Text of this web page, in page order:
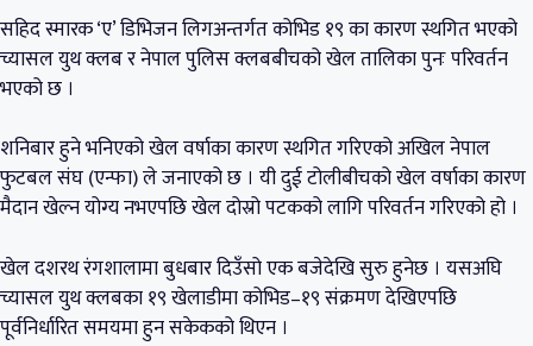
सहिद स्मारक ‘ए’ डिभिजन लिगअन्तर्गत कोभिड १९ का कारण स्थगित भएको
च्यासल युथ क्लब र नेपाल पुलिस क्लबबीचको खेल तालिका पुनः परिवर्तन
भएको छ ।
शनिबार हुने भनिएको खेल वर्षाका कारण स्थगित गरिएको अखिल नेपाल
फुटबल संघ (एन्फा) ले जनाएको छ । यी दुई टोलीबीचको खेल वर्षाका कारण
मैदान खेल्न योग्य नभएपछि खेल दोस्रो पटकको लागि परिवर्तन गरिएको हो ।
खेल दशरथ रंगशालामा बुधबार दिउँसो एक बजेदेखि सुरु हुनेछ । यसअघि
च्यासल युथ क्लबका १९ खेलाडीमा कोभिड–१९ संक्रमण देखिएपछि
पूर्वनिर्धारित समयमा हुन सकेकको थिएन ।